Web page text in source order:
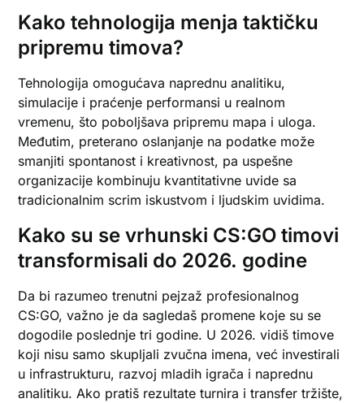
Kako tehnologija menja taktičku
pripremu timova?
Tehnologija omogućava naprednu analitiku,
simulacije i praćenje performansi u realnom
vremenu, što poboljšava pripremu mapa i uloga.
Međutim, preterano oslanjanje na podatke može
smanjiti spontanost i kreativnost, pa uspešne
organizacije kombinuju kvantitativne uvide sa
tradicionalnim scrim iskustvom i ljudskim uvidima.
Kako su se vrhunski CS:GO timovi
transformisali do 2026. godine
Da bi razumeo trenutni pejzaž profesionalnog
CS:GO, važno je da sagledaš promene koje su se
dogodile poslednje tri godine. U 2026. vidiš timove
koji nisu samo skupljali zvučna imena, već investirali
u infrastrukturu, razvoj mladih igrača i naprednu
analitiku. Ako pratiš rezultate turnira i transfer tržište,